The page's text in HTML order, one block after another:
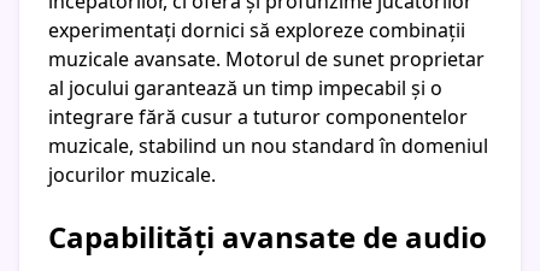
experimentați dornici să exploreze combinații
muzicale avansate. Motorul de sunet proprietar
al jocului garantează un timp impecabil și o
integrare fără cusur a tuturor componentelor
muzicale, stabilind un nou standard în domeniul
jocurilor muzicale.
Capabilități avansate de audio